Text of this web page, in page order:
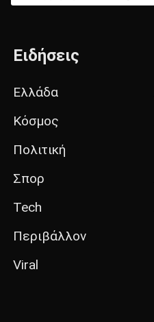
Ειδήσεις
Ελλάδα
Κόσμος
Πολιτική
Σπορ
Tech
Περιβάλλον
Viral